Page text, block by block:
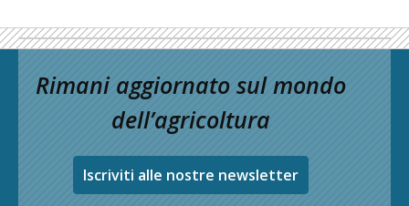
Rimani aggiornato sul mondo
dell’agricoltura
Iscriviti alle nostre newsletter